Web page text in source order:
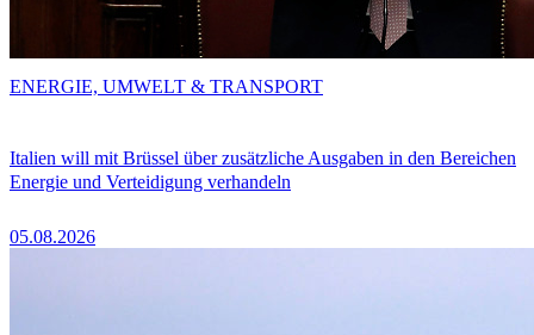
Italien will mit Brüssel über zusätzliche Ausgaben in den Bereichen
Energie und Verteidigung verhandeln
05.08.2026
ENERGIE, UMWELT & TRANSPORT